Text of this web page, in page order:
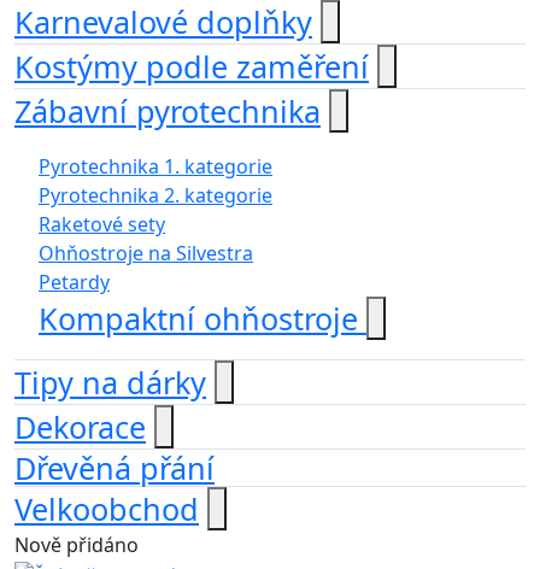
Karnevalové doplňky
Kostýmy podle zaměření
Zábavní pyrotechnika
Pyrotechnika 1. kategorie
Pyrotechnika 2. kategorie
Raketové sety
Ohňostroje na Silvestra
Petardy
Kompaktní ohňostroje
Tipy na dárky
Dekorace
Dřevěná přání
Velkoobchod
Nově přidáno